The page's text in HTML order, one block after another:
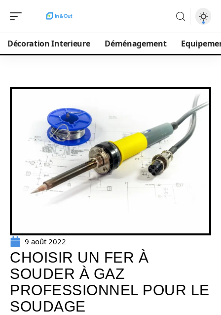
Décoration Interieure Déménagement
9 août 2022
CHOISIR UN FER À
SOUDER À GAZ
PROFESSIONNEL POUR LE
SOUDAGE